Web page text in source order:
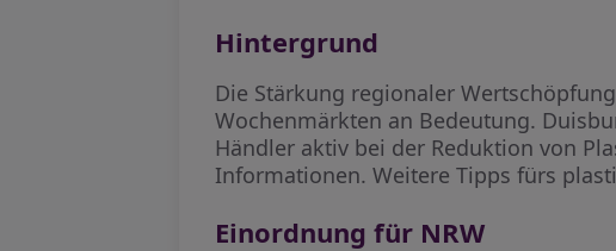
Hintergrund
Die Stärkung regionaler
Wochenmärkten an Bedeutung.
Händler aktiv bei der Reduktion von
Informationen. Weitere Tipps fürs
Einordnung für NRW